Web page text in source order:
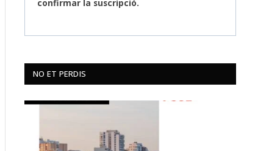
confirmar la suscripció.
NO ET PERDIS